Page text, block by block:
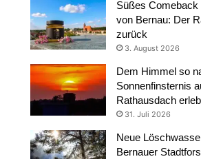
Süßes Comeback
von Bernau: Der
zurück
3. August 2026
Dem Himmel so
Sonnenfinsternis
Rathausdach
31. Juli 2026
Neue
Bernauer